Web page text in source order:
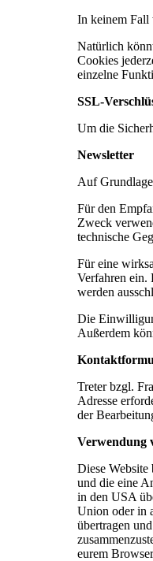
In keinem Fall
Natürlich
Cookies
einzelne
SSL-
Um die
Newsletter
Auf
Für den
Zweck
technische
Für eine
Verfahren ein.
werden
Die
Außerdem
Treter bzgl.
Adresse
der
Verwendung
Diese
und die eine
in den USA
Union oder in
übertragen
eurem